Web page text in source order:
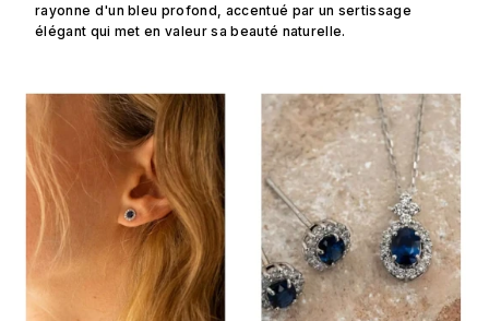
rayonne d'un bleu profond, accentué par un sertissage
élégant qui met en valeur sa beauté naturelle.